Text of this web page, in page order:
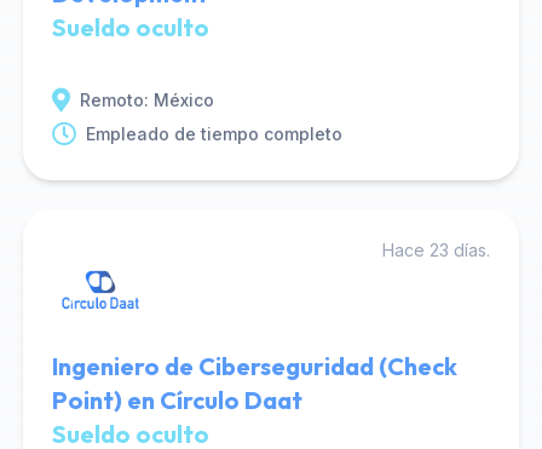
Sueldo oculto
Remoto: México
Empleado de tiempo completo
Hace 23 días.
Ingeniero de Ciberseguridad (Check
Point) en Círculo Daat
Sueldo oculto